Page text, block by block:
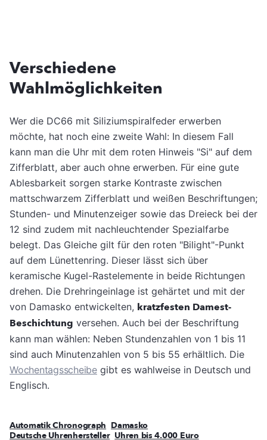
Verschiedene
Wahlmöglichkeiten
Wer die DC66 mit Siliziumspiralfeder erwerben
möchte, hat noch eine zweite Wahl: In diesem Fall
kann man die Uhr mit dem roten Hinweis "Si" auf dem
Zifferblatt, aber auch ohne erwerben. Für eine gute
Ablesbarkeit sorgen starke Kontraste zwischen
mattschwarzem Zifferblatt und weißen Beschriftungen;
Stunden- und Minutenzeiger sowie das Dreieck bei der
12 sind zudem mit nachleuchtender Spezialfarbe
belegt. Das Gleiche gilt für den roten "Bilight"-Punkt
auf dem Lünettenring. Dieser lässt sich über
keramische Kugel-Rastelemente in beide Richtungen
drehen. Die Drehringeinlage ist gehärtet und mit der
von Damasko entwickelten, kratzfesten Damest-
Beschichtung versehen. Auch bei der Beschriftung
kann man wählen: Neben Stundenzahlen von 1 bis 11
sind auch Minutenzahlen von 5 bis 55 erhältlich. Die
Wochentagsscheibegibt es wahlweise in Deutsch und
Englisch.
Automatik Chronograph Damasko
Deutsche Uhrenhersteller Uhren bis 4.000 Euro